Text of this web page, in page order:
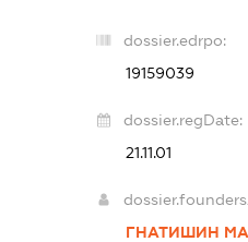
dossier.edrpo:
19159039
dossier.regDate:
21.11.01
ГНАТИШИН